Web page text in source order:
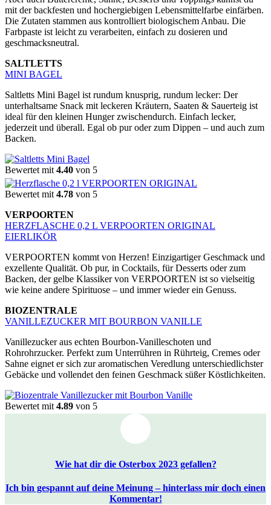
mit der backfesten und hochergiebigen Lebensmittelfarbe einfärben.
Die Zutaten stammen aus kontrolliert biologischem Anbau. Die
Farbpaste ist leicht zu verarbeiten, einfach zu dosieren und
geschmacksneutral.
SALTLETTS
MINI BAGEL
Saltletts Mini Bagel ist rundum knusprig, rundum lecker: Der
unterhaltsame Snack mit leckeren Kräutern, Saaten & Sauerteig ist
ideal für den kleinen Hunger zwischendurch. Einfach lecker,
jederzeit und überall. Egal ob pur oder zum Dippen – und auch zum
Backen.
Bewertet mit4.40 von 5
Bewertet mit 4.78 von 5
VERPOORTEN
HERZFLASCHE 0,2 L VERPOORTEN ORIGINAL
EIERLIKÖR
VERPOORTEN kommt von Herzen! Einzigartiger Geschmack und
exzellente Qualität. Ob pur, in Cocktails, für Desserts oder zum
Backen, der gelbe Klassiker von VERPOORTEN ist so vielseitig
wie keine andere Spirituose – und immer wieder ein Genuss.
BIOZENTRALE
VANILLEZUCKER MIT BOURBON VANILLE
Vanillezucker aus echten Bourbon-Vanilleschoten und
Rohrohrzucker. Perfekt zum Unterrühren in Rührteig, Cremes oder
Sahne eignet er sich zur aromatischen Veredlung unterschiedlichster
Gebäcke und vollendet den feinen Geschmack süßer Köstlichkeiten.
Bewertet mit 4.89 von 5
Wie hat dir die Osterbox 2023 gefallen?
Ich bin gespannt auf deine Meinung – hinterlass mir doch einen
Kommentar!